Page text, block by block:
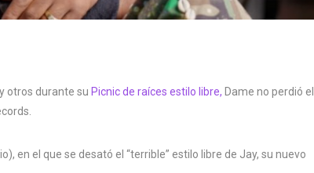
y otros durante su Picnic de raíces estilo libre, Dame no perdió el
en el que se desató el “terrible” estilo libre de Jay, su nuevo